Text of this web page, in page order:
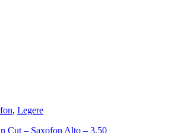
, Legere
Cut – Saxofon Alto – 3.50